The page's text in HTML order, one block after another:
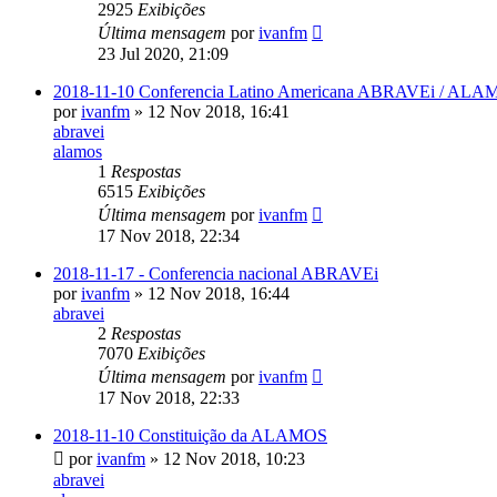
2925 Exibições
Última mensagem porivanfm
23 Jul 2020, 21:09
2018-11-10 Conferencia Latino Americana ABRAVEi /
porivanfm » 12 Nov 2018, 16:41
abravei
alamos
1 Respostas
6515 Exibições
Última mensagem porivanfm
17 Nov 2018, 22:34
2018-11-17 - Conferencia nacional ABRAVEi
porivanfm » 12 Nov 2018, 16:44
abravei
2 Respostas
7070 Exibições
Última mensagem porivanfm
17 Nov 2018, 22:33
2018-11-10 Constituição da ALAMOS
porivanfm » 12 Nov 2018, 10:23
abravei